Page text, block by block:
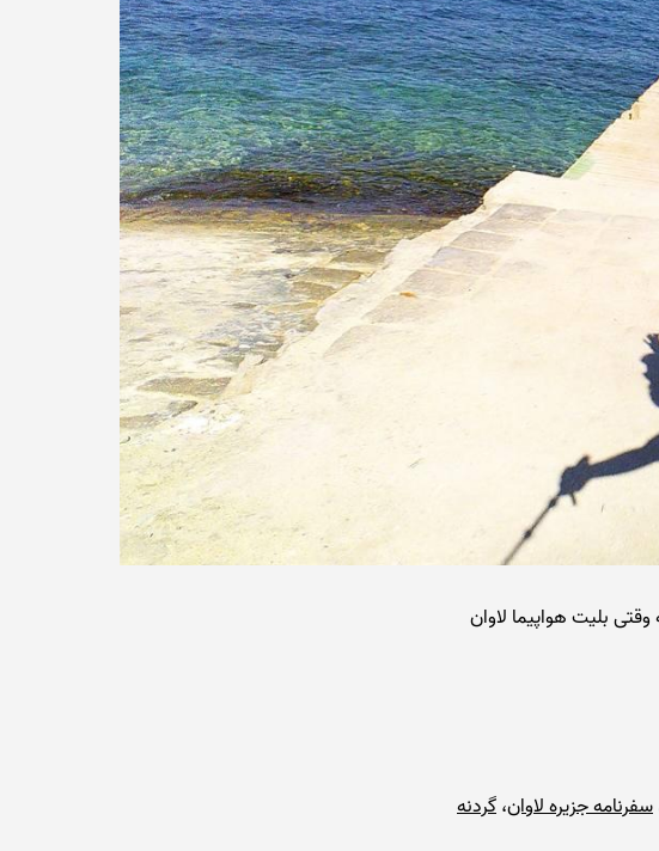
بلیت هواپیما لاوان
سفرنامه جزیره لاوان، گردنه